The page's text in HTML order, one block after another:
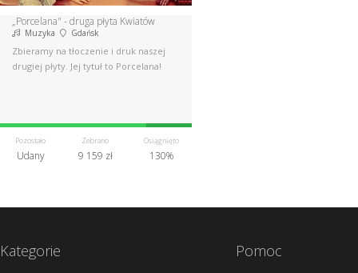
„Porcelana" - druga płyta Kwiatów
Muzyka Gdańsk
Zbieramy na tłoczenie i druk naszej
drugiej płyty. Jej tytuł to Porcelana!
Pozostało
Udany
Zebrano
9 159 zł
Osiągnięto
130%
Kategorie Pomoc